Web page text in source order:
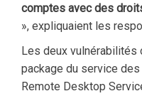
comptes avec des
», expliquaient les
Les deux
package du service
Remote Desktop